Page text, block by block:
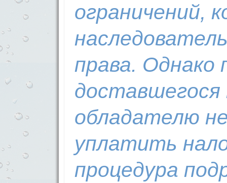
ограничений,
права. Однако
доставшегося
обладателю
уплатить
процедура